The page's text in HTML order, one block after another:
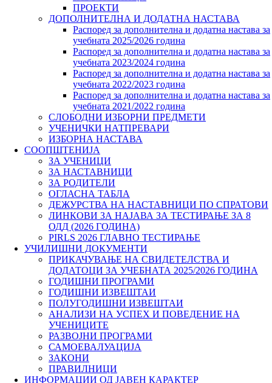
ПРОЕКТИ
ДОПОЛНИТЕЛНА И ДОДАТНА НАСТАВА
Распоред за дополнителна и додатна настава за
учебната 2025/2026 година
Распоред за дополнителна и додатна настава за
учебната 2023/2024 година
Распоред за дополнителна и додатна настава за
учебната 2022/2023 година
Распоред за дополнителна и додатна настава за
учебната 2021/2022 година
СЛОБОДНИ ИЗБОРНИ ПРЕДМЕТИ
УЧЕНИЧКИ НАТПРЕВАРИ
ИЗБОРНА НАСТАВА
СООПШТЕНИЈА
ЗА УЧЕНИЦИ
ЗА НАСТАВНИЦИ
ЗА РОДИТЕЛИ
ОГЛАСНА ТАБЛА
ДЕЖУРСТВА НА НАСТАВНИЦИ ПО СПРАТОВИ
ЛИНКОВИ ЗА НАЈАВА ЗА ТЕСТИРАЊЕ ЗА 8
ОДД (2026 ГОДИНА)
PIRLS 2026 ГЛАВНО ТЕСТИРАЊЕ
УЧИЛИШНИ ДОКУМЕНТИ
ПРИКАЧУВАЊЕ НА СВИДЕТЕЛСТВА И
ДОДАТОЦИ ЗА УЧЕБНАТА 2025/2026 ГОДИНА
ГОДИШНИ ПРОГРАМИ
ГОДИШНИ ИЗВЕШТАИ
ПОЛУГОДИШНИ ИЗВЕШТАИ
АНАЛИЗИ НА УСПЕХ И ПОВЕДЕНИЕ НА
УЧЕНИЦИТЕ
РАЗВОЈНИ ПРОГРАМИ
САМОЕВАЛУАЦИЈА
ЗАКОНИ
ПРАВИЛНИЦИ
ИНФОРМАЦИИ ОД ЈАВЕН КАРАКТЕР